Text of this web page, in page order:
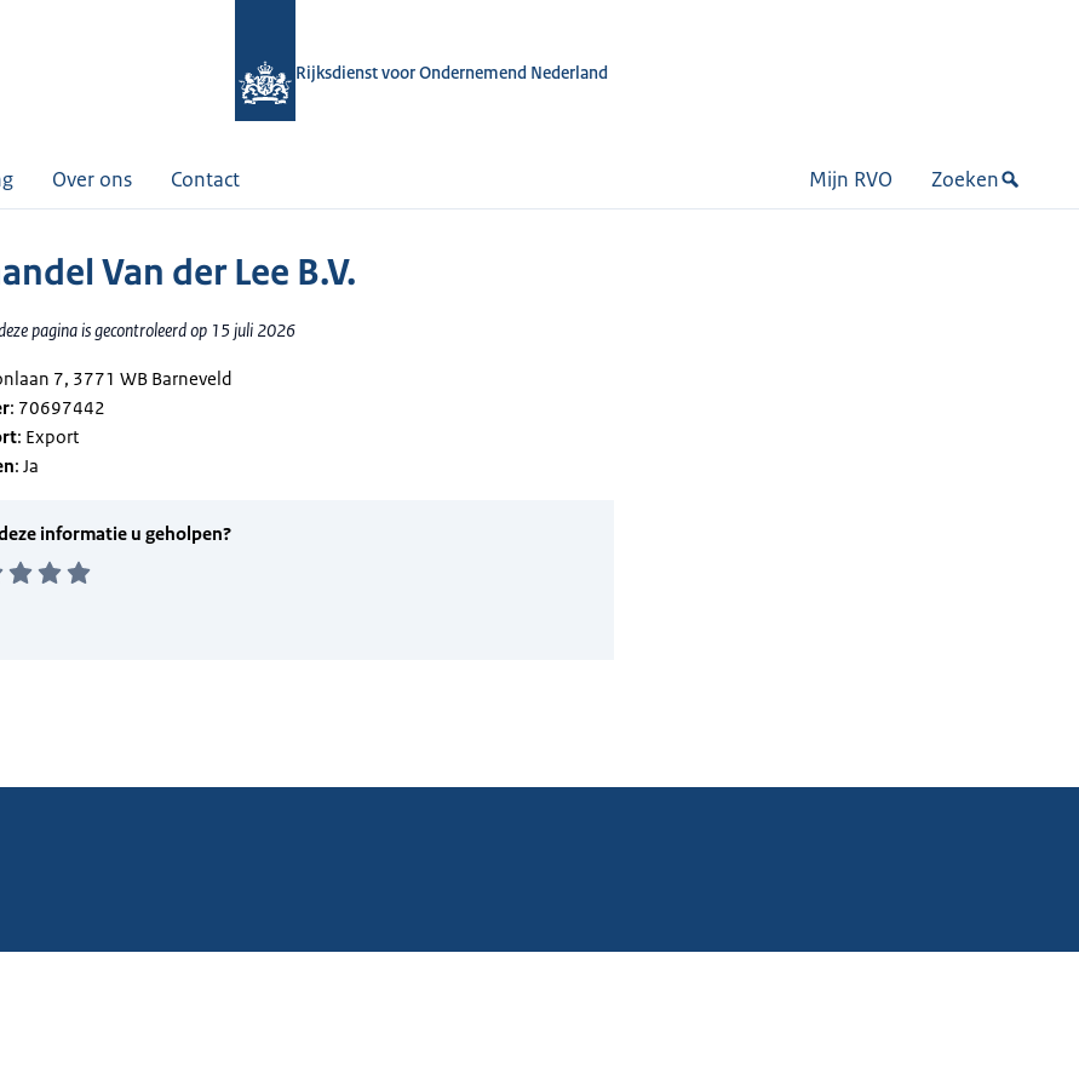
Rijksdienst voor Ondernemend Nederland
Over ons Contact Mijn RVO Zoeken
Van der Lee B.V.
pagina is gecontroleerd op 15 juli 2026
7, 3771 WB Barneveld
: 70697442
: Export
: Ja